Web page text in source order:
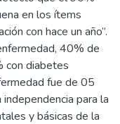
en los ítems
con hace un año”.
40% de
con diabetes
fue de 05
para la
y básicas de la